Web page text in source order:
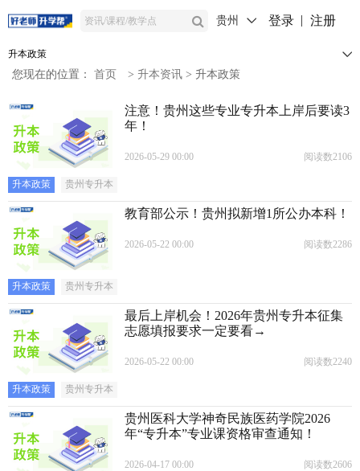
贵州 登录 注册
升本政策
您现在的位置： 首页 > 升本资讯 > 升本政策
注意！贵州这些专业专升本上岸后要读3
年！
2026-05-29 00:00 阅读数2106
升本政策 贵州专升本
教育部公示！贵州拟新增1所公办本科！
2026-05-22 00:00 阅读数2286
升本政策 贵州专升本
最后上岸机会！2026年贵州专升本征集
志愿填报要求一定要看→
2026-05-22 00:00 阅读数2240
升本政策 贵州专升本
贵州医科大学神奇民族医药学院2026
年“专升本”专业课资格审查通知！
2026-04-17 00:00 阅读数2606